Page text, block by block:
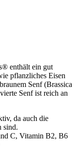
enthält ein gut
pflanzliches Eisen
Senf (Brassica
Senf ist reich an
da auch die
sind.
C, Vitamin B2, B6